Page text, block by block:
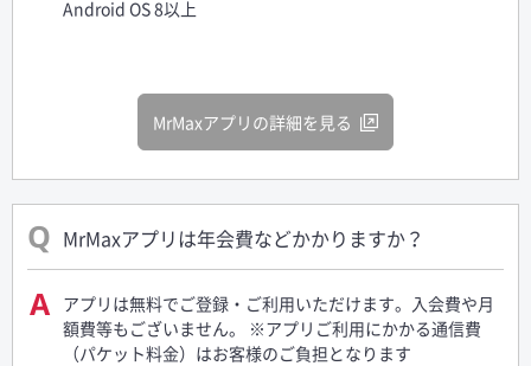
Android OS 8以上
MrMaxアプリの詳細を見る
MrMaxアプリは年会費などかかりますか？
アプリは無料でご登録・ご利用いただけます。入会費や月
額費等もございません。 ※アプリご利用にかかる通信費
（パケット料金）はお客様のご負担となります